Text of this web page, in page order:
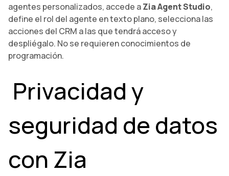
agentes personalizados, accede aZia Agent Studio,
define el rol del agente en texto plano, selecciona las
acciones del CRM a las que tendrá acceso y
despliégalo. No se requieren conocimientos de
programación.
Privacidad y
seguridad de datos
con Zia